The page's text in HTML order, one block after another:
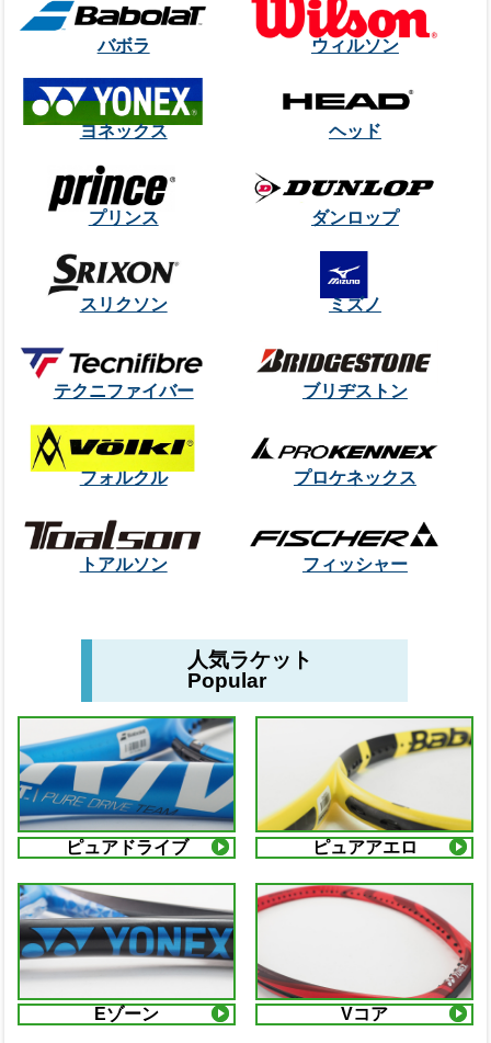
バボラ ウィルソン
ヨネックス ヘッド
プリンス ダンロップ
スリクソン ミズノ
テクニファイバー ブリヂストン
フォルクル プロケネックス
トアルソン フィッシャー
人気ラケット
Popular
ピュアドライブ ピュアアエロ
Eゾーン Vコア